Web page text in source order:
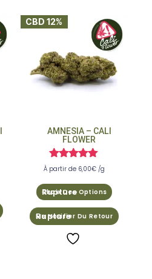
CBD 12%
AMNESIA – CALI
FLOWER
Note
sur 5
À partir de 6,00€ /g
Choix Des Options
Me Notifier Du Retour